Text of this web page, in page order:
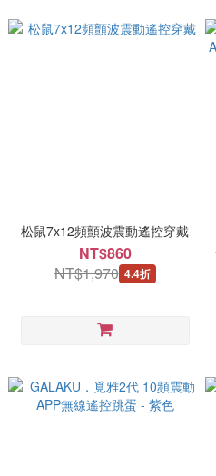
松鼠7x12頻顫波震動遙控穿戴
NT$860
NT$1,970 4.4折